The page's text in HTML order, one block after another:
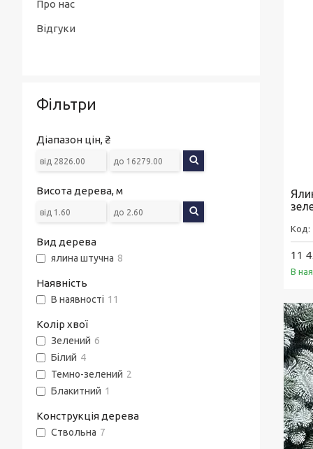
11
В
Про нас
Відгуки
Фільтри
Діапазон цін, ₴
Висота дерева, м
Вид дерева
ялина штучна 8
Наявність
В наявності 11
Колір хвої
Зелений 6
Білий 4
Темно-зелений 2
Блакитний 1
Конструкція дерева
Ствольна 7